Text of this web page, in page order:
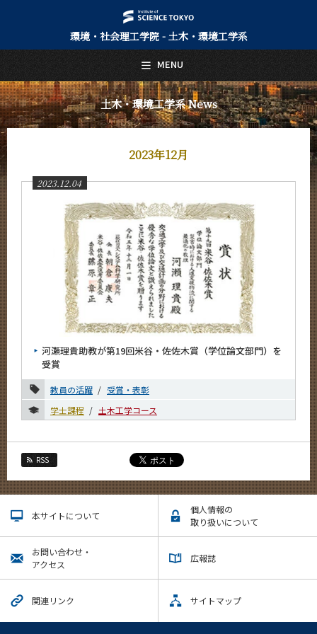
環境・社会理工学院 - 土木・環境工学系
土木・環境工学系 News
2023年12月
2023.12.04
河瀬理貴助教が第19回米谷・佐佐木賞（学位論文部門）を
受賞
教員の活躍
受賞・表彰
学士課程
土木工学コース
RSS
本サイトについて
個人情報の
取り扱いについて
お問い合わせ・
アクセス
広報誌
関連リンク サイトマップ
MENU
日本語 English
トップページ
Top Page
土木・環境工学系について
About Us
Faculty and Laboratories
Future
入学案内
Admissions
土木・環境工学系 News
News 一覧
カテゴリ別
課程別
2026年
2025年
2024年
2023年